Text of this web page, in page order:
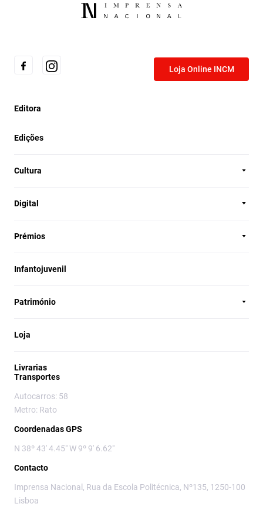
Loja Online INCM
Editora
Edições
Cultura
Digital
Prémios
Infantojuvenil
Património
Loja
Livrarias
Transportes
Autocarros: 58
Metro: Rato
Coordenadas GPS
N 38º 43' 4.45" W 9º 9' 6.62"
Contacto
Imprensa Nacional, Rua da Escola Politécnica, Nº135, 1250-100
Lisboa